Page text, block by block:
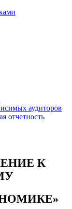
аудиторов
отчетность
К